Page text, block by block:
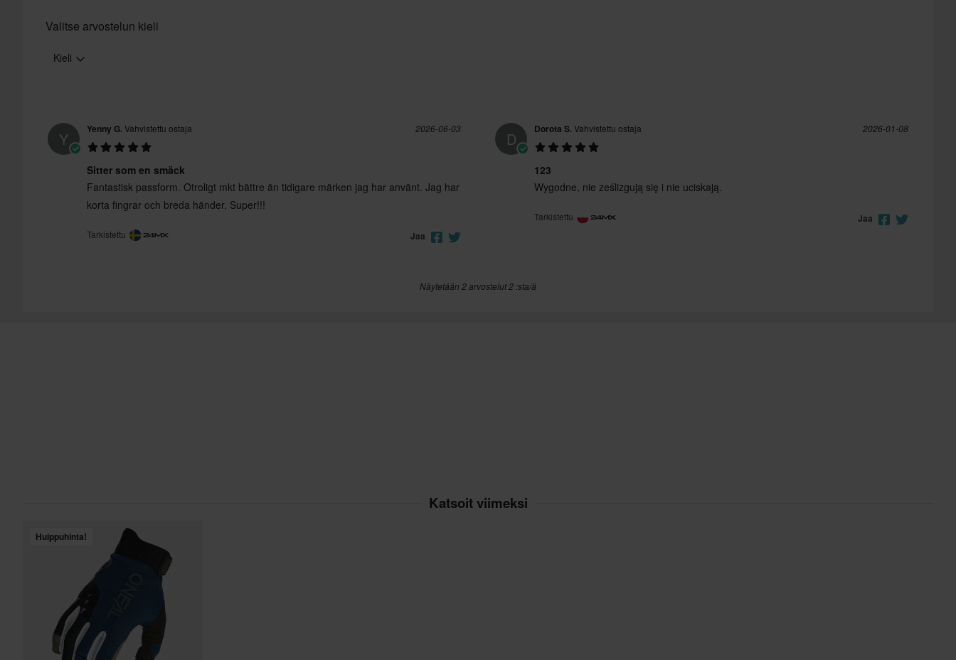
Valitse arvostelun kieli
Kieli
Y Yenny G.Vahvistettu ostaja 2026-06-03
Sitter som en smäck
Fantastisk passform. Otroligt mkt bättre än tidigare märken jag har använt. Jag har
korta fingrar och breda händer. Super!!!
Tarkistettu Jaa
D Dorota S.Vahvistettu ostaja 2026-01-08
123
Wygodne, nie ześlizgują się i nie uciskają.
Tarkistettu Jaa
Näytetään 2 arvostelut 2 :sta/ä
Katsoit viimeksi
Huippuhinta!